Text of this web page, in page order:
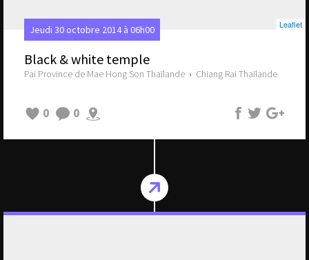
Leaflet
Jeudi 30 octobre 2014 à 06h00
Black & white temple
Pai Province de Mae Hong Son Thaïlande › Chiang Rai Thaïlande
0 0